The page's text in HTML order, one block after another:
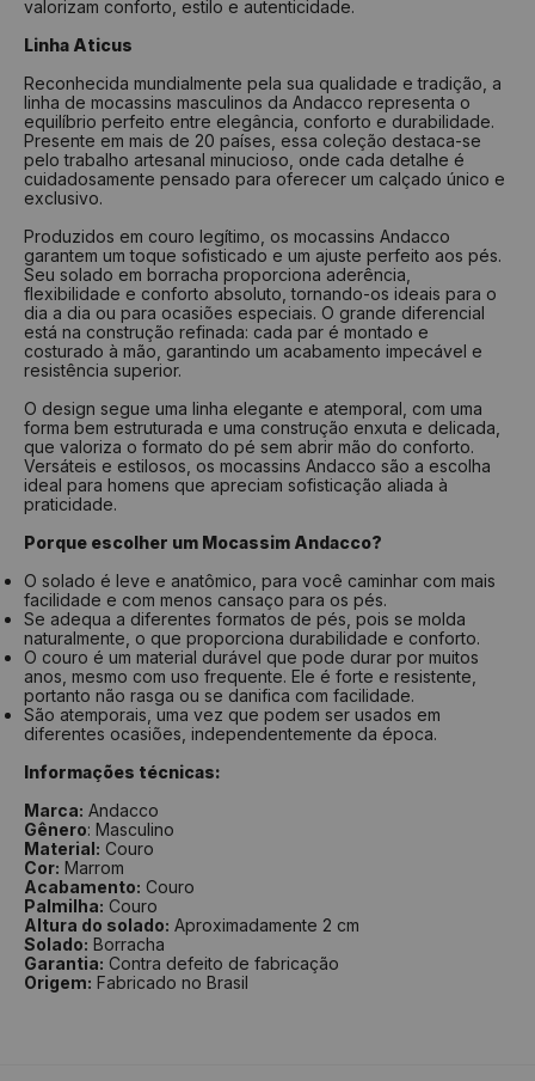
valorizam conforto, estilo e autenticidade.
Linha Aticus
Reconhecida mundialmente pela sua qualidade e tradição, a
linha de mocassins masculinos da Andacco representa o
equilíbrio perfeito entre elegância, conforto e durabilidade.
Presente em mais de 20 países, essa coleção destaca-se
pelo trabalho artesanal minucioso, onde cada detalhe é
cuidadosamente pensado para oferecer um calçado único e
exclusivo.
Produzidos em couro legítimo, os mocassins Andacco
garantem um toque sofisticado e um ajuste perfeito aos pés.
Seu solado em borracha proporciona aderência,
flexibilidade e conforto absoluto, tornando-os ideais para o
dia a dia ou para ocasiões especiais. O grande diferencial
está na construção refinada: cada par é montado e
costurado à mão, garantindo um acabamento impecável e
resistência superior.
O design segue uma linha elegante e atemporal, com uma
forma bem estruturada e uma construção enxuta e delicada,
que valoriza o formato do pé sem abrir mão do conforto.
Versáteis e estilosos, os mocassins Andacco são a escolha
ideal para homens que apreciam sofisticação aliada à
praticidade.
Porque escolher um Mocassim Andacco?
O solado é leve e anatômico, para você caminhar com mais
facilidade e com menos cansaço para os pés.
Se adequa a diferentes formatos de pés, pois se molda
naturalmente, o que proporciona durabilidade e conforto.
O couro é um material durável que pode durar por muitos
anos, mesmo com uso frequente. Ele é forte e resistente,
portanto não rasga ou se danifica com facilidade.
São atemporais, uma vez que podem ser usados em
diferentes ocasiões, independentemente da época.
Informações técnicas:
Marca: Andacco
Gênero: Masculino
Material: Couro
Cor: Marrom
Acabamento: Couro
Palmilha: Couro
Altura do solado: Aproximadamente 2 cm
Solado: Borracha
Garantia: Contra defeito de fabricação
Origem: Fabricado no Brasil